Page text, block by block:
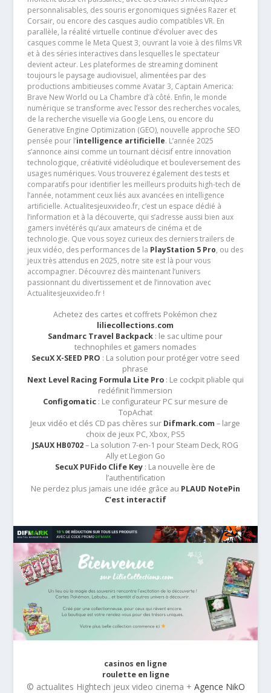
personnalisables, des souris ergonomiques signées Razer et
Corsair, ou encore des casques audio compatibles VR. En
parallèle, la réalité virtuelle continue d’évoluer avec des
casques comme le Meta Quest 3, ouvrant la voie à des films VR
et à des séries interactives dans lesquelles le spectateur
devient acteur. Les plateformes de streaming dominent
toujours le paysage audiovisuel, alimentées par des
productions ambitieuses comme Avatar 3, Captain America:
Brave New World ou La Chambre d’à côté. Enfin, le monde
numérique se transforme avec l’essor des recherches vocales,
de la recherche visuelle via Google Lens, ou encore du
Generative Engine Optimization (GEO), nouvelle approche SEO
pensée pour l’intelligence artificielle. L’année 2025
s’annonce ainsi comme un tournant décisif entre innovation
technologique, créativité vidéoludique et bouleversement des
usages numériques. Vous trouverez également des tests et
comparatifs pour identifier les meilleurs produits high-tech de
l’année, notamment ceux liés aux avancées en intelligence
artificielle. Actualitesjeuxvideo.fr, c’est un espace dédié à
l’information et à la découverte, qui s’adresse aussi bien aux
gamers invétérés qu’aux amateurs de cinéma et de
technologie. Que vous soyez curieux des derniers trailers de
jeux vidéo, des performances de la PlayStation 5 Pro, ou des
jeux très attendus en 2025, notre site est là pour vous
accompagner. Découvrez dès maintenant l’univers
passionnant du divertissement et de l’innovation avec
Actualitesjeuxvideo.fr !
Achetez des cartes et coffrets Pokémon chez
liliecollections.com
Sandmarc Travel Backpack : le sac ultime pour
technophiles et gamers nomades
SecuX X-SEED PRO : La solution pour protéger votre seed
phrase
Next Level Racing Formula Lite Pro: Le cockpit pliable qui
redéfinit l’immersion
Configomatic: Le configurateur PC sur mesure de
TopAchat
Jeux vidéo et clés CD pas chères sur Difmark.com – large
choix de jeux PC, Xbox, PS5
JSAUX HB0702– La solution 7-en-1 pour Steam Deck, ROG
Ally et Legion Go
SecuX PUFido Clife Key : La nouvelle ère de
l’authentification
Ne perdez plus jamais une idée grâce au PLAUD NotePin
C’est interactif
casinos en ligne
roulette en ligne
© actualites Hightech jeux video cinema + Agence NikO